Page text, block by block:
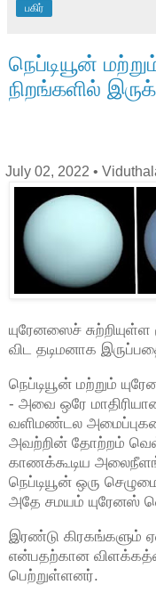
பகிர்
நெப்டியூன்
நிறங்களில்
02, 2022•
யுரேனஸைச் சுற்றியுள்ள
விட தடிமனாக
நெப்டியூன் மற்றும்
- அவை ஒரே
வளிமண்டல
அவற்றின் தோற்றம்
காணக்கூடிய
நெப்டியூன் ஒரு
அதே சமயம் யுரேனஸ்
இரண்டு கிரகங்களும்
என்பதற்கான
பெற்றுள்ளனர்.